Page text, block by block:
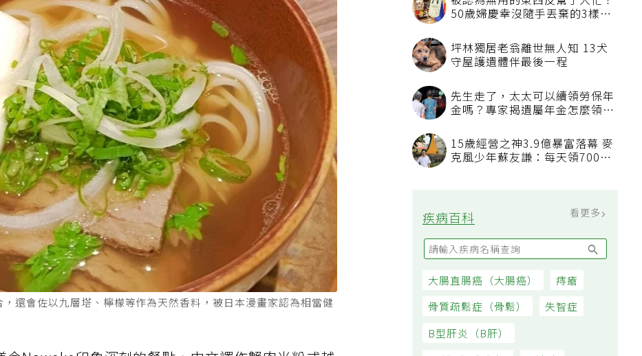
被認為無用的東西反幫了大忙！
50歲婦慶幸沒隨手丟棄的3樣物
坪林獨居老翁離世無人知 13犬
守屋護遺體伴最後一程
先生走了，太太可以續領勞保年
看順位還要看資格
15歲經營之神3.9億暴富落幕 麥
疾病百科
還會佐以九層塔、檸檬等作為天然香料，被日本漫畫家認為相當健